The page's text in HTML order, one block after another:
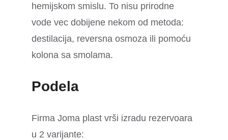
hemijskom smislu. To nisu prirodne
vode vec dobijene nekom od metoda:
destilacija, reversna osmoza ili pomoću
kolona sa smolama.
Podela
Firma Joma plast vrši izradu rezervoara
u 2 varijante: